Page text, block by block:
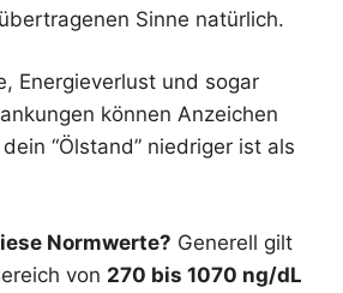
Sinne natürlich.
Energieverlust und sogar
können Anzeichen
“Ölstand” niedriger ist als
Normwerte? Generell gilt
von 270 bis 1070 ng/dL